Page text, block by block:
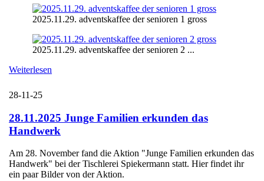
2025.11.29. adventskaffee der senioren 1 gross
2025.11.29. adventskaffee der senioren 2 ...
Weiterlesen
28-11-25
28.11.2025 Junge Familien erkunden das
Handwerk
Am 28. November fand die Aktion "Junge Familien erkunden das
Handwerk" bei der Tischlerei Spiekermann statt. Hier findet ihr
ein paar Bilder von der Aktion.